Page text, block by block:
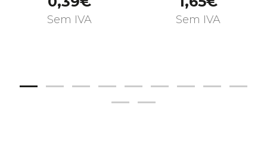
Sem IVA Sem IVA